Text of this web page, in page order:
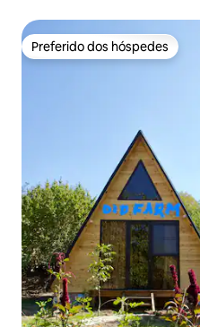
Preferido dos hóspedes
Preferido dos hóspedes